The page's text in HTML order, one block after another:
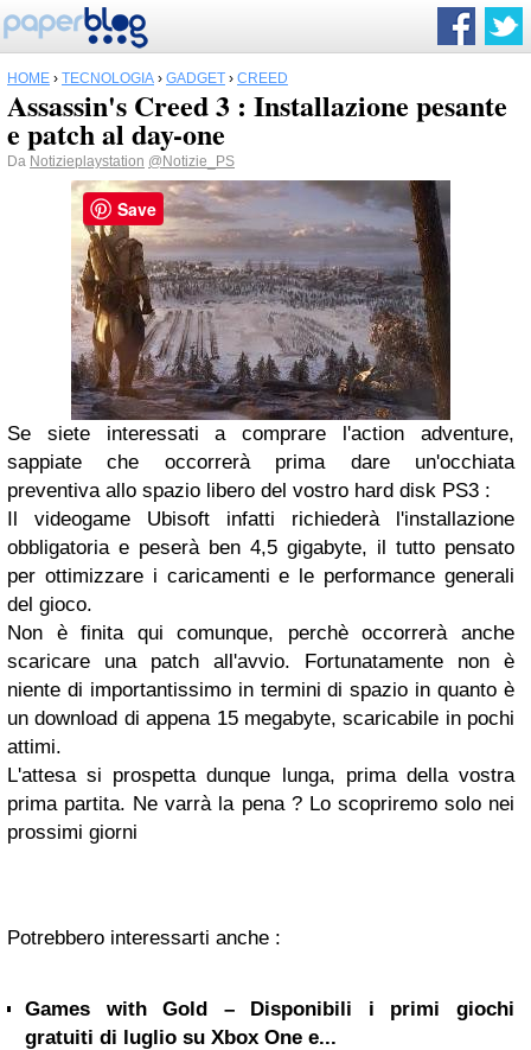
HOME › TECNOLOGIA › GADGET › CREED
Assassin's Creed 3 : Installazione pesante
e patch al day-one
Da Notizieplaystation @Notizie_PS
Se siete interessati a comprare l'action adventure,
sappiate che occorrerà prima dare un'occhiata
preventiva allo spazio libero del vostro hard disk PS3 :
Il videogame Ubisoft infatti richiederà l'installazione
obbligatoria e peserà ben 4,5 gigabyte, il tutto pensato
per ottimizzare i caricamenti e le performance generali
del gioco.
Non è finita qui comunque, perchè occorrerà anche
scaricare una patch all'avvio. Fortunatamente non è
niente di importantissimo in termini di spazio in quanto è
un download di appena 15 megabyte, scaricabile in pochi
attimi.
L'attesa si prospetta dunque lunga, prima della vostra
prima partita. Ne varrà la pena ? Lo scopriremo solo nei
prossimi giorni
Potrebbero interessarti anche :
Games with Gold – Disponibili i primi giochi
gratuiti di luglio su Xbox One e...
Save